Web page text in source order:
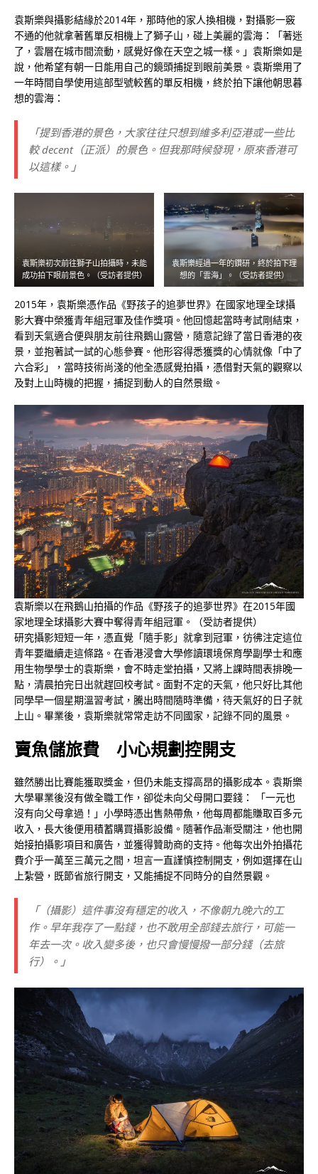
袁斯樂與攝影結緣於2014年，那時他的家人換相機，對攝影一竅
不通的他就拿著舊單反相機上了獅子山，碰上美麗的雲海：「著迷
了，雲層在城市間流動，感覺好像在天空之城一樣。」袁斯樂如是
說，他希望有朝一日能用自己的鏡頭捕捉到眼前美景。袁斯樂用了
一年時間自學使用這部型號較舊的單反相機，終於拍下讓他朝思暮
想的雲海：
「提到香港的景色，大家往往只想到維多利亞港或一些比
較 decent（正派）的景色。但我那時候發現，原來香港可
以這樣。」
袁斯樂初次前往獅子山拍攝時，未能
成功拍下眼前景色。（受訪者提供）
袁斯樂經過一年的鑽研，終於拍下理
想的「雲海」。（受訪者提供）
2015年，袁斯樂憑作品《野孩子的追夢世界》在國家地理全球攝
影大賽中榮獲青年組冠軍及佳作獎項。他回憶起當時考試剛結束，
看到天氣適合便與朋友前往飛鵝山露營，隨意記錄了當日香港的夜
景，並抱著試一試的心態參賽。他形容得悉獲獎的心情就像「中了
六合彩」，當時技術尚淺的他全憑感覺拍攝，憑借對天氣的觀察以
及對上山時機的把握，捕捉到動人的自然景緻。
袁斯樂以在飛鵝山拍攝的作品《野孩子的追夢世界》在2015年國
家地理全球攝影大賽中奪得青年組冠軍。（受訪者提供）
研究攝影短短一年，憑直覺「隨手影」就拿到冠軍，彷彿注定這位
青年要繼續走這條路。在香港浸會大學修讀環境保育學副學士和應
用生物學學士的袁斯樂，會不時走堂拍攝，又將上課時間表排晚一
點，清晨拍完日出就趕回校考試。面對不定的天氣，他只好比其他
同學早一個星期溫習考試，騰出時間隨時準備，待天氣好的日子就
上山。畢業後，袁斯樂就常常走訪不同國家，記錄不同的風景。
賣魚儲旅費 小心規劃控開支
雖然勝出比賽能獲取獎金，但仍未能支撐高昂的攝影成本。袁斯樂
大學畢業後沒有做全職工作，卻從未向父母開口要錢：
「一元也
沒有向父母拿過！」小學時憑出售熱帶魚，他每周都能賺取百多元
收入，長大後便用積蓄購買攝影設備。隨著作品漸受關注，他也開
始接拍攝影項目和廣告，並獲得贊助商的支持。他每次出外拍攝花
費介乎一萬至三萬元之間，坦言一直謹慎控制開支，例如選擇在山
上紮營，既節省旅行開支，又能捕捉不同時分的自然景觀。
「（攝影）這件事沒有穩定的收入，不像朝九晚六的工
作。早年我存了一點錢，也不敢用全部錢去旅行，可能一
年去一次。收入變多後，也只會慢慢撥一部分錢（去旅
行）。」